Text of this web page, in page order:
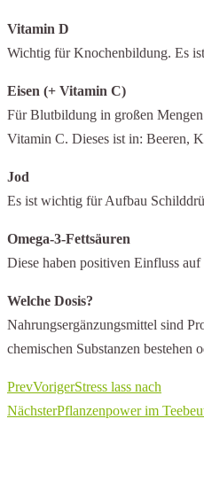
Vitamin D
Wichtig für Knochenbildung. Es
Eisen (+ Vitamin C)
Für Blutbildung in großen
Vitamin C. Dieses ist in: Beeren,
Jod
Es ist wichtig für Aufbau
Omega-3-Fettsäuren
Diese haben positiven Einfluss
Welche Dosis?
Nahrungsergänzungsmittel sind
chemischen Substanzen bestehen
PrevVorigerStress lass nach
NächsterPflanzenpower im